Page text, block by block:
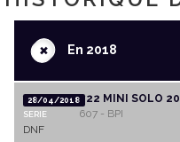
+En 2018
28/04/2018
SERIE
222 MINI SOLO
607 - BPI
DNF